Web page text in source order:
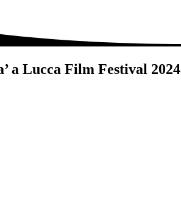
a Lucca Film Festival 2024